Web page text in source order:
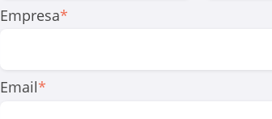
Empresa*
Email*